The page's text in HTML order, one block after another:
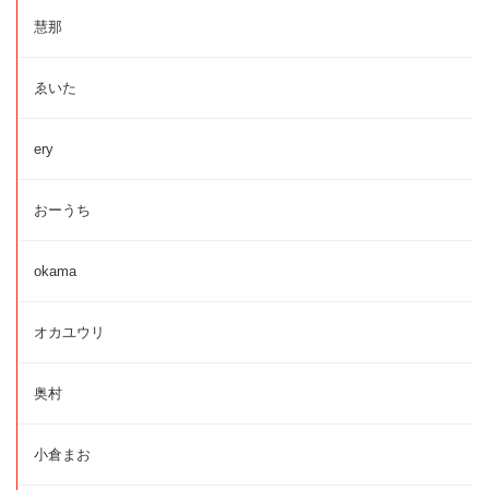
慧那
ゑいた
ery
おーうち
okama
オカユウリ
奥村
小倉まお